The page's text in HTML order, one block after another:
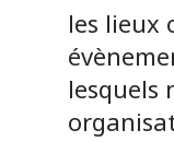
les lieux
lesquels